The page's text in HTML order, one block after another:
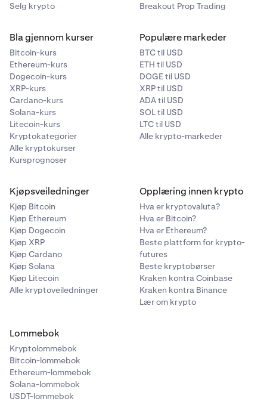
Selg krypto
Breakout Prop Trading
Bla gjennom kurser
Bitcoin-kurs
Ethereum-kurs
Dogecoin-kurs
XRP-kurs
Cardano-kurs
Solana-kurs
Litecoin-kurs
Kryptokategorier
Alle kryptokurser
Kursprognoser
Populære markeder
BTC til USD
ETH til USD
DOGE til USD
XRP til USD
ADA til USD
SOL til USD
LTC til USD
Alle krypto-markeder
Kjøpsveiledninger
Kjøp Bitcoin
Kjøp Ethereum
Kjøp Dogecoin
Kjøp XRP
Kjøp Cardano
Kjøp Solana
Kjøp Litecoin
Alle kryptoveiledninger
Opplæring innen krypto
Hva er kryptovaluta?
Hva er Bitcoin?
Hva er Ethereum?
Beste plattform for krypto-
futures
Beste kryptobørser
Kraken kontra Coinbase
Kraken kontra Binance
Lær om krypto
Lommebok
Kryptolommebok
Bitcoin-lommebok
Ethereum-lommebok
Solana-lommebok
USDT-lommebok